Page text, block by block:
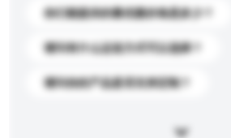
你们能提供的最优惠价格是多少？
请问有什么运送方式可以选择？
请问你的产品是否支持定制？